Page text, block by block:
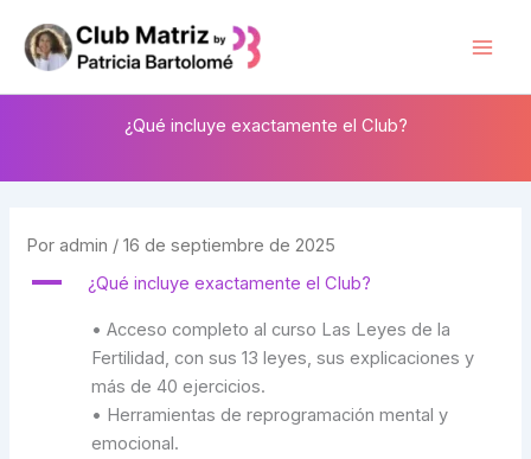
contenido
¿Qué incluye exactamente el Club?
Poradmin /16 de septiembre de 2025
A ¿Qué incluye exactamente el Club?
• Acceso completo al curso Las Leyes de la
Fertilidad, con sus 13 leyes, sus explicaciones y
más de 40 ejercicios.
• Herramientas de reprogramación mental y
emocional.